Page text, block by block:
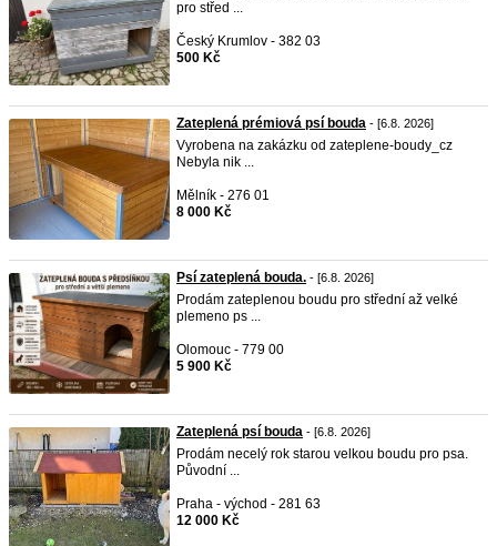
pro střed ...
Český Krumlov - 382 03
500 Kč
Zateplená prémiová psí bouda - [6.8. 2026]
Vyrobena na zakázku od zateplene-boudy_cz
Nebyla nik ...
Mělník - 276 01
8 000 Kč
Psí zateplená bouda. - [6.8. 2026]
Prodám zateplenou boudu pro střední až velké
plemeno ps ...
Olomouc - 779 00
5 900 Kč
Zateplená psí bouda - [6.8. 2026]
Prodám necelý rok starou velkou boudu pro psa.
Původní ...
Praha - východ - 281 63
12 000 Kč